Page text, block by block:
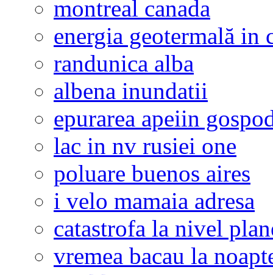
montreal canada
energia geotermală in
randunica alba
albena inundatii
epurarea apeiin
lac in nv rusiei one
poluare buenos aires
i velo mamaia adresa
catastrofa la nivel
vremea bacau la